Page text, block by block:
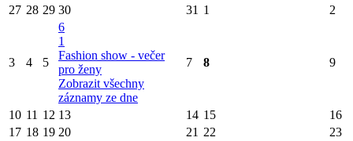
27 28 29 30 31 1 2
3 4 5
6
1
Fashion show - večer
pro ženy
Zobrazit všechny
záznamy ze dne
7 8 9
10 11 12 13 14 15
16
17 18 19 20 21 22 23